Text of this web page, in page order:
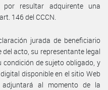
por resultar adquirente una
146 del CCCN.
jurada de beneficiario
acto, su representante legal
de sujeto obligado, y
disponible en el sitio Web
al momento de la